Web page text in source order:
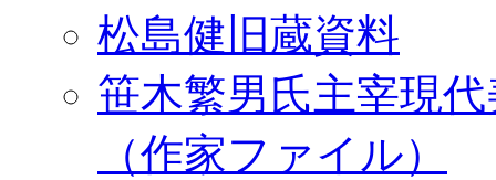
松島健旧蔵資料
笹木繁男氏主宰現
（作家ファイル）